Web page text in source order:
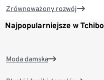
Zrównoważony rozwój
Najpopularniejsze w Tchibo
Moda damska